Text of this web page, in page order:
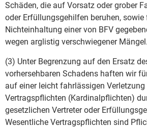
Schäden, die auf Vorsatz oder grober
oder Erfüllungsgehilfen beruhen, sowie
Nichteinhaltung einer von BFV
wegen arglistig verschwiegener Mängel.
(3) Unter Begrenzung auf den Ersatz
vorhersehbaren Schadens haften wir
auf einer leicht fahrlässigen
Vertragspflichten (Kardinalpflichten)
gesetzlichen Vertreter oder
Wesentliche Vertragspflichten sind